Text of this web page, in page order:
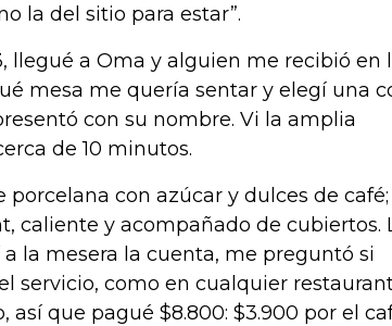
la del sitio para estar”.
llegué a Oma y alguien me recibió en
mesa me quería sentar y elegí una
con su nombre. Vi la amplia
de 10 minutos.
con azúcar y dulces de
caliente y acompañado de cubiertos.
la mesera la cuenta, me preguntó si
servicio, como en cualquier
que pagué $8.800: $3.900 por el